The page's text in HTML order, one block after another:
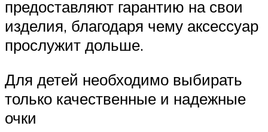
предоставляют гарантию на свои
изделия, благодаря чему аксессуар
прослужит дольше.
Для детей необходимо выбирать
только качественные и надежные
очки